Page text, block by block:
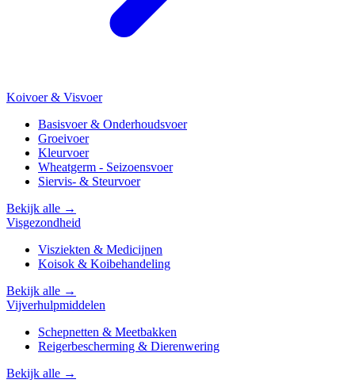
Koivoer & Visvoer
Basisvoer & Onderhoudsvoer
Groeivoer
Kleurvoer
Wheatgerm - Seizoensvoer
Siervis- & Steurvoer
Bekijk alle →
Visgezondheid
Visziekten & Medicijnen
Koisok & Koibehandeling
Bekijk alle →
Vijverhulpmiddelen
Schepnetten & Meetbakken
Reigerbescherming & Dierenwering
Bekijk alle →